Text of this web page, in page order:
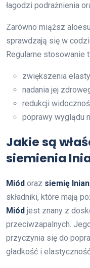
łagodzi podrażnienia
Zarówno miąższ
sprawdzają się w
Regularne stosowanie
zwiększenia
nadania jej
redukcji
poprawy wyglądu
Jakie są
siemienia
Miód oraz siemię
składniki, które mają
Miód jest znany z
przeciwzapalnych.
przyczynia się do
gładkość i